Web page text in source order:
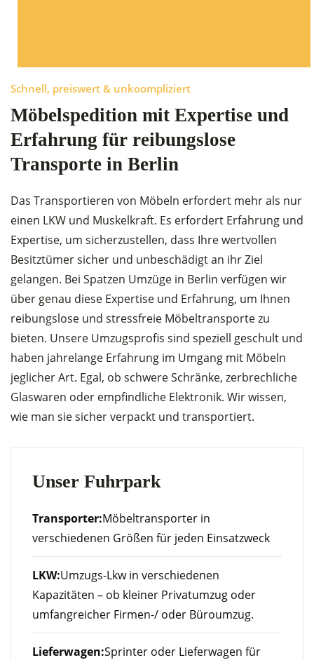
Schnell, preiswert & unkoompliziert
Möbelspedition mit Expertise und
Erfahrung für reibungslose
Transporte in Berlin
Das Transportieren von Möbeln erfordert mehr als nur
einen LKW und Muskelkraft. Es erfordert Erfahrung und
Expertise, um sicherzustellen, dass Ihre wertvollen
Besitztümer sicher und unbeschädigt an ihr Ziel
gelangen. Bei Spatzen Umzüge in Berlin verfügen wir
über genau diese Expertise und Erfahrung, um Ihnen
reibungslose und stressfreie Möbeltransporte zu
bieten. Unsere Umzugsprofis sind speziell geschult und
haben jahrelange Erfahrung im Umgang mit Möbeln
jeglicher Art. Egal, ob schwere Schränke, zerbrechliche
Glaswaren oder empfindliche Elektronik. Wir wissen,
wie man sie sicher verpackt und transportiert.
Unser Fuhrpark
Transporter:Möbeltransporter in
verschiedenen Größen für jeden Einsatzweck
LKW:Umzugs-Lkw in verschiedenen
Kapazitäten – ob kleiner Privatumzug oder
umfangreicher Firmen-/ oder Büroumzug.
Lieferwagen:Sprinter oder Lieferwagen für